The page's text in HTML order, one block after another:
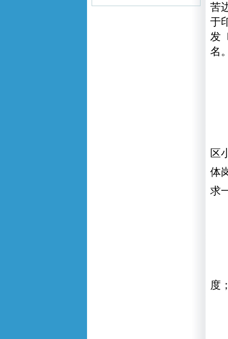
苦
于
发
名
区
体
求
度